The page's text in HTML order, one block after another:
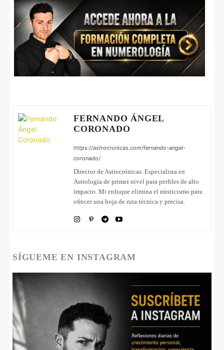
FERNANDO ÁNGEL
CORONADO
https://astrocronicas.com/fernando-angel-
coronado/
Director de Astrocrónicas. Especialista en
Astrología de primer nivel para perfiles de alto
impacto. Mi enfoque elimina el misticismo para
ofrecer una hoja de ruta técnica y precisa.
SÍGUEME EN INSTAGRAM